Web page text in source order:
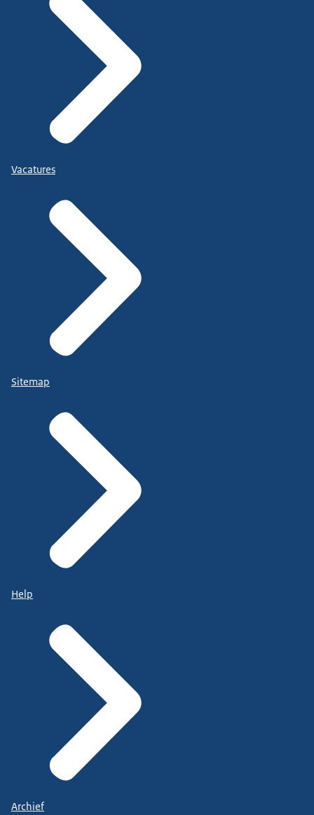
Vacatures
Sitemap
Help
Archief